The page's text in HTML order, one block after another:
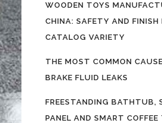
WOODEN TOYS
CHINA: SAFETY AND FINISH
CATALOG VARIETY
THE MOST COMMON
BRAKE FLUID LEAKS
FREESTANDING BATHTUB,
PANEL AND SMART COFFEE